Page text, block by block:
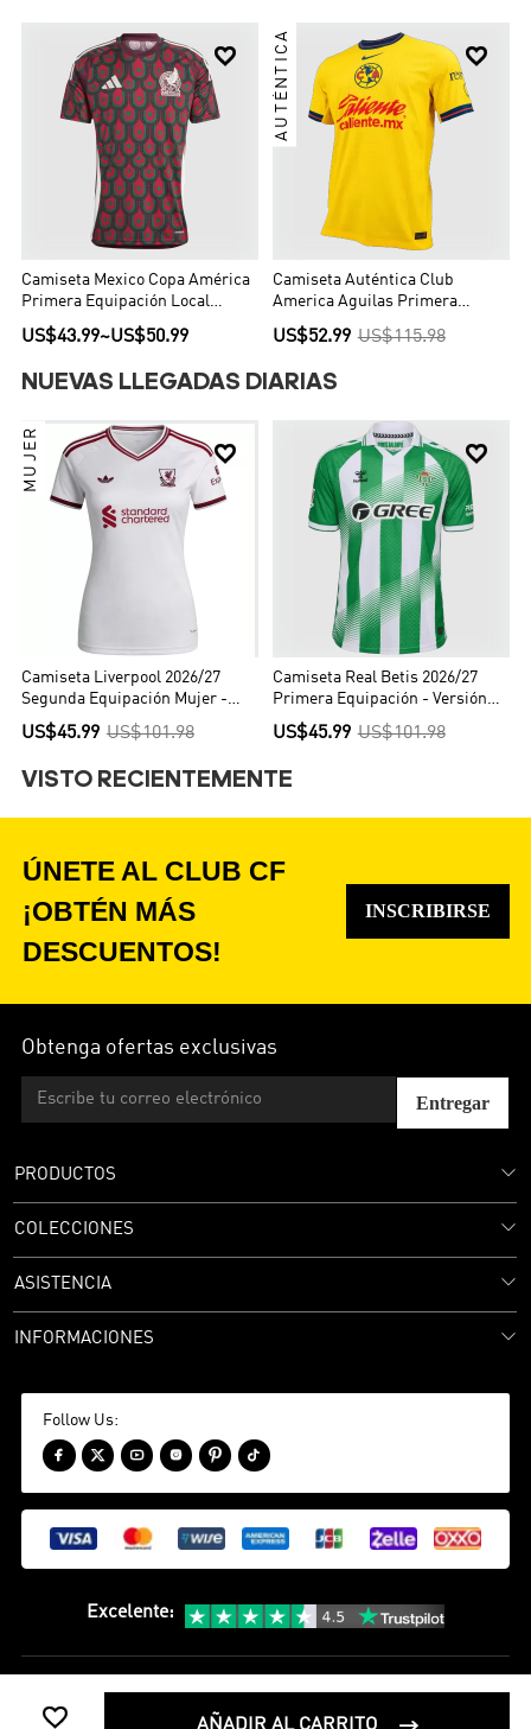


Camiseta Mexico Copa América
Primera Equipación Local
Hombre - Versión Hincha
US$43.99~US$50.99

AUTÉNTICA
Camiseta Auténtica Club
America Aguilas Primera
Equipación Local Hombre -
Versión Jugador
US$52.99 US$115.98
NUEVAS LLEGADAS DIARIAS

MUJER
Camiseta Liverpool 2026/27
Segunda Equipación Mujer -
Versión Hincha
US$45.99 US$101.98

Camiseta Real Betis 2026/27
Primera Equipación - Versión
Hincha
US$45.99 US$101.98
VISTO RECIENTEMENTE
ÚNETE AL CLUB CF
¡OBTÉN MÁS
DESCUENTOS!
INSCRIBIRSE
Obtenga ofertas exclusivas
Entregar
PRODUCTOS
COLECCIONES
ASISTENCIA
INFORMACIONES
Follow Us:
     
Excelente:
política de privacidad Términos y condiciones
2020-2026 camisetasfutbol Camisetas Futbol Todos los Derechos